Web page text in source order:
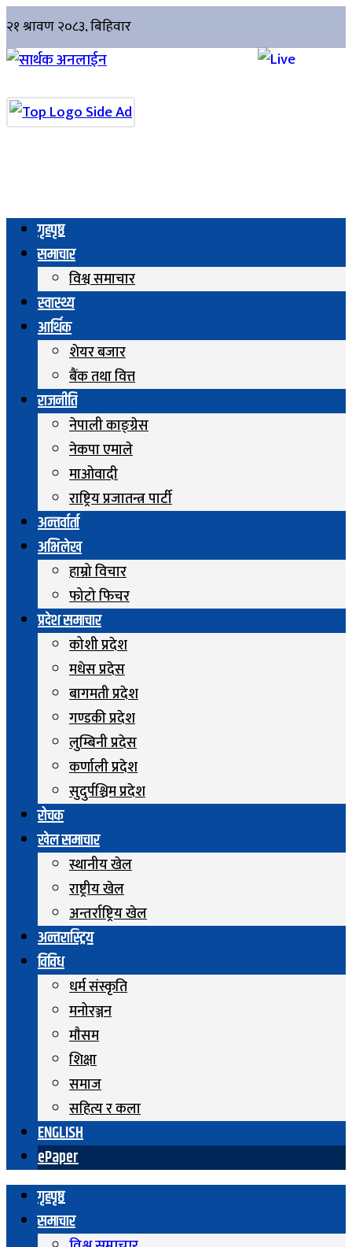
गृहपृष्ठ
समाचार
विश्व समाचार
स्वास्थ्य
आर्थिक
शेयर बजार
बैंक तथा वित्त
राजनीति
नेपाली काङ्ग्रेस
नेकपा एमाले
माओवादी
राष्ट्रिय प्रजातन्त्र पार्टी
अन्तर्वार्ता
अभिलेख
हाम्रो विचार
फोटो फिचर
प्रदेश समाचार
कोशी प्रदेश
मधेस प्रदेस
बागमती प्रदेश
गण्डकी प्रदेश
लुम्बिनी प्रदेस
कर्णाली प्रदेश
सुदुर्पश्चिम प्रदेश
रोचक
खेल समाचार
स्थानीय खेल
राष्ट्रीय खेल
अन्तर्राष्ट्रिय खेल
अन्तरास्ट्रिय
विविध
धर्म संस्कृति
मनोरञ्जन
माैसम
शिक्षा
समाज
सहित्य र कला
ENGLISH
ePaper
गृहपृष्ठ
समाचार